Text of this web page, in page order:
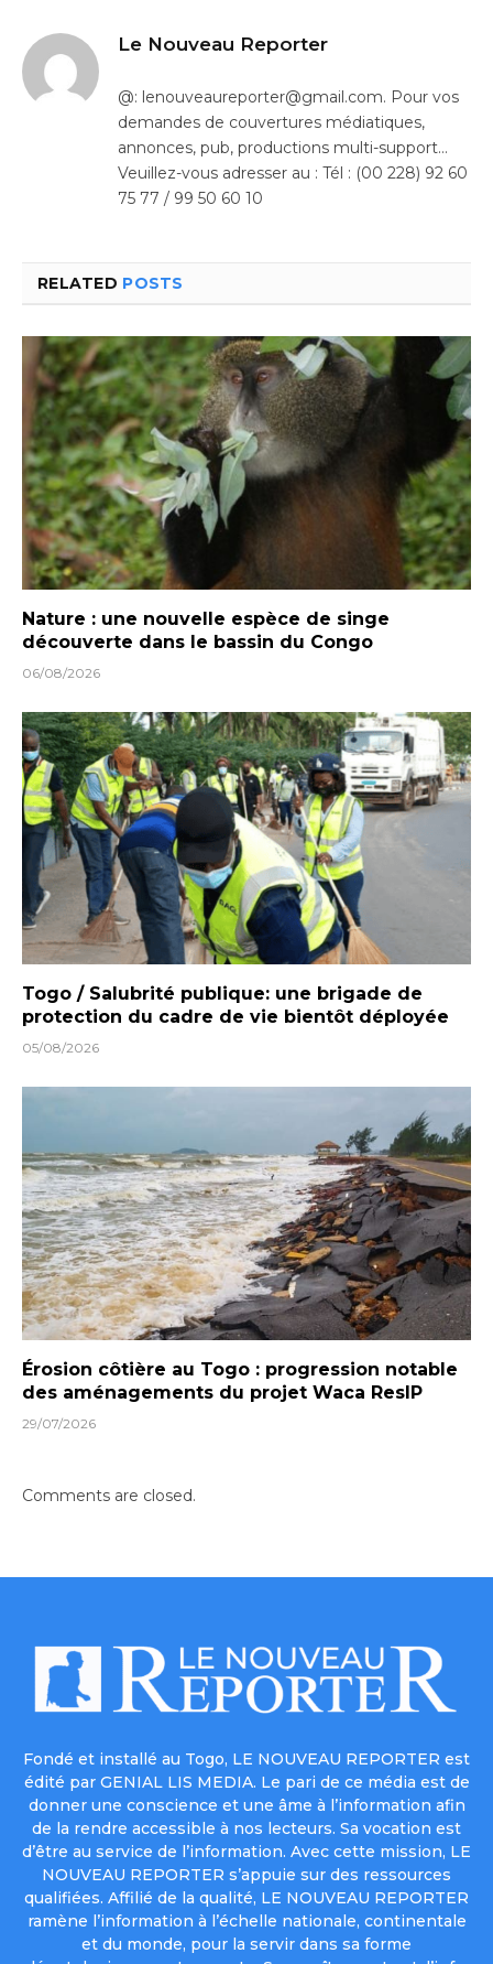
Le Nouveau Reporter
@: lenouveaureporter@gmail.com. Pour vos
demandes de couvertures médiatiques,
annonces, pub, productions multi-support…
Veuillez-vous adresser au : Tél : (00 228) 92 60
75 77 / 99 50 60 10
RELATED POSTS
Nature : une nouvelle espèce de singe
découverte dans le bassin du Congo
06/08/2026
Togo / Salubrité publique: une brigade de
protection du cadre de vie bientôt déployée
05/08/2026
Érosion côtière au Togo : progression notable
des aménagements du projet Waca ResIP
29/07/2026
Comments are closed.
Fondé et installé au Togo, LE NOUVEAU REPORTER est
édité par GENIAL LIS MEDIA. Le pari de ce média est de
donner une conscience et une âme à l’information afin
de la rendre accessible à nos lecteurs. Sa vocation est
d’être au service de l’information. Avec cette mission, LE
NOUVEAU REPORTER s’appuie sur des ressources
qualifiées. Affilié de la qualité, LE NOUVEAU REPORTER
ramène l’information à l’échelle nationale, continentale
et du monde, pour la servir dans sa forme